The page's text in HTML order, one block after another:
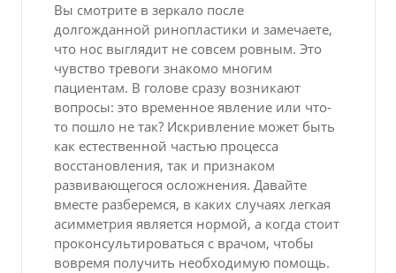
Вы смотрите в зеркало после
долгожданной ринопластики и замечаете,
что нос выглядит не совсем ровным. Это
чувство тревоги знакомо многим
пациентам. В голове сразу возникают
вопросы: это временное явление или что-
то пошло не так? Искривление может быть
как естественной частью процесса
восстановления, так и признаком
развивающегося осложнения. Давайте
вместе разберемся, в каких случаях легкая
асимметрия является нормой, а когда стоит
проконсультироваться с врачом, чтобы
вовремя получить необходимую помощь.